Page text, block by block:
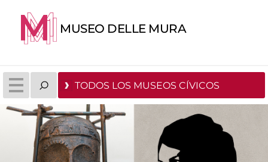
MUSEO DELLE MURA
TODOS LOS MUSEOS CÍVICOS